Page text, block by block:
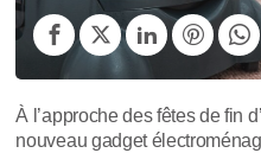
À l’approche des fêtes de fin
nouveau gadget